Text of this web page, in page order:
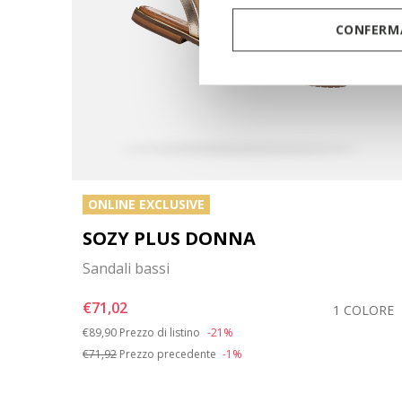
ONLINE EXCLUSIVE
SOZY PLUS DONNA
Sandali bassi
€71,02
1 COLORE
Price reduced from
€89,90 to
Prezzo di listino -21%
€71,92 Prezzo precedente -1%